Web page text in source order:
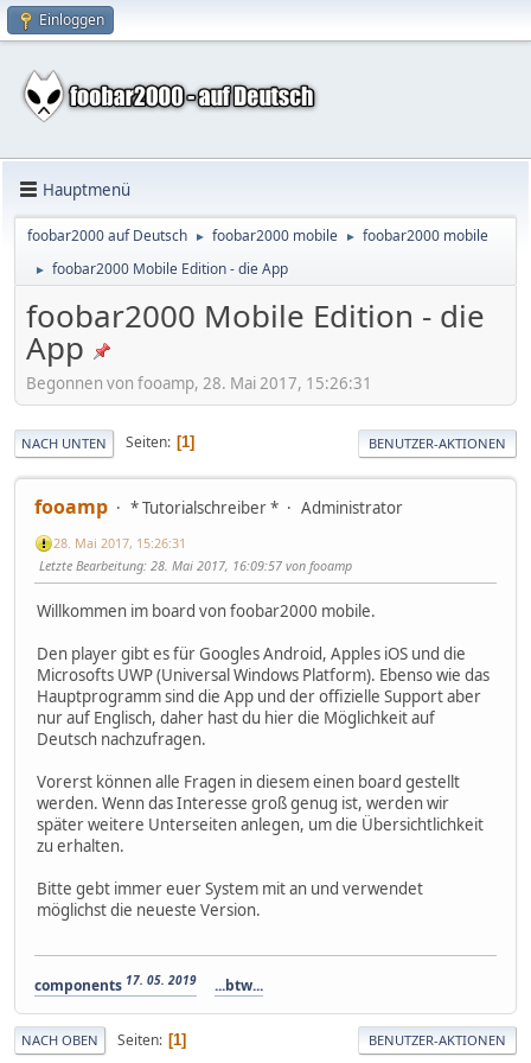
Einloggen
Hauptmenü
foobar2000 auf Deutsch ► foobar2000 mobile ► foobar2000 mobile
► foobar2000 Mobile Edition - die App
foobar2000 Mobile Edition - die
App
Begonnen von fooamp, 28. Mai 2017, 15:26:31
NACH UNTEN Seiten 1 BENUTZER-AKTIONEN
fooamp * Tutorialschreiber * Administrator
28. Mai 2017, 15:26:31
Letzte Bearbeitung: 28. Mai 2017, 16:09:57 von fooamp
Willkommen im board von foobar2000 mobile.
Den player gibt es für Googles Android, Apples iOS und die
Microsofts UWP (Universal Windows Platform). Ebenso wie das
Hauptprogramm sind die App und der offizielle Support aber
nur auf Englisch, daher hast du hier die Möglichkeit auf
Deutsch nachzufragen.
Vorerst können alle Fragen in diesem einen board gestellt
werden. Wenn das Interesse groß genug ist, werden wir
später weitere Unterseiten anlegen, um die Übersichtlichkeit
zu erhalten.
Bitte gebt immer euer System mit an und verwendet
möglichst die neueste Version.
components 17. 05. 2019 ...btw...
NACH OBEN Seiten 1 BENUTZER-AKTIONEN